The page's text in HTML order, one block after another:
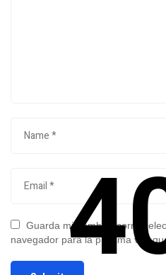
Guarda mi nombre, correo
navegador para la próxima vez